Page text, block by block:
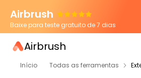
Airbrush
Baixe para teste gratuito de 7 dias
Airbrush
Início Todas as ferramentas